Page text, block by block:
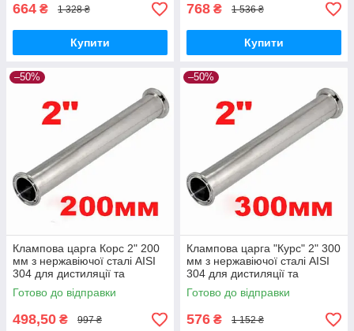
664 ₴ 1 328 ₴
Купити
768 ₴ 1 536 ₴
Купити
–50%
Клампова царга Корс 2" 200
мм з нержавіючої сталі AISI
304 для дистиляції та
ректифікації
Готово до відправки
498,50 ₴ 997 ₴
–50%
Клампова царга "Курс" 2" 300
мм з нержавіючої сталі AISI
304 для дистиляції та
ректифікації
Готово до відправки
576 ₴ 1 152 ₴